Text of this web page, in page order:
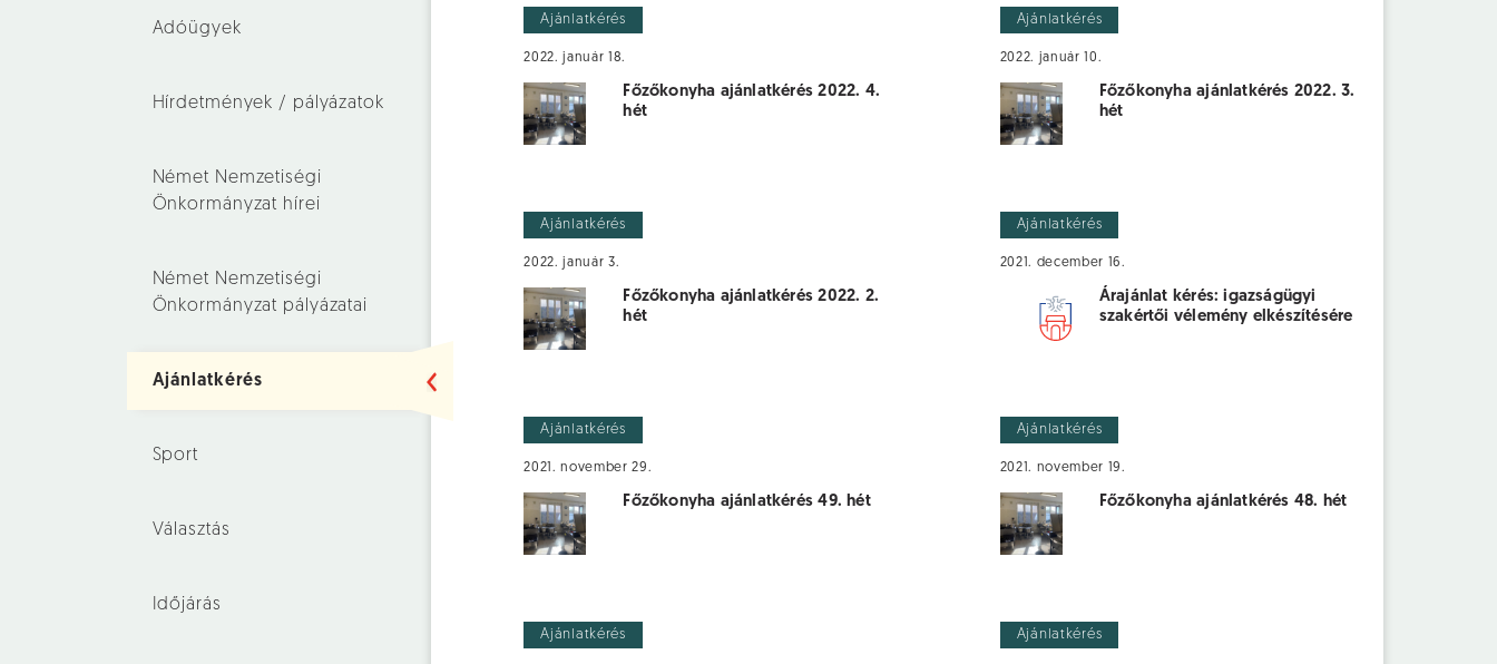
Adóügyek
Hírdetmények / pályázatok
Német Nemzetiségi
Önkormányzat hírei
Német Nemzetiségi
Önkormányzat pályázatai
Ajánlatkérés
Sport
Választás
Időjárás
Ajánlatkérés
2022. január 18.
Főzőkonyha ajánlatkérés 2022. 4.
hét
Ajánlatkérés
2022. január 10.
Főzőkonyha ajánlatkérés 2022. 3.
hét
Ajánlatkérés
2022. január 3.
Főzőkonyha ajánlatkérés 2022. 2.
hét
Ajánlatkérés
2021. december 16.
Árajánlat kérés: igazságügyi
szakértői vélemény elkészítésére
Ajánlatkérés
2021. november 29.
Főzőkonyha ajánlatkérés 49. hét
Ajánlatkérés
2021. november 19.
Főzőkonyha ajánlatkérés 48. hét
Ajánlatkérés Ajánlatkérés